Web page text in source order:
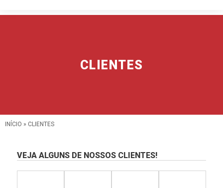
CLIENTES
INÍCIO » CLIENTES
VEJA ALGUNS DE NOSSOS CLIENTES!